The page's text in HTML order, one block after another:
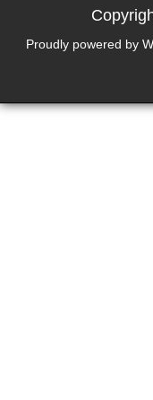
Proudly powered by